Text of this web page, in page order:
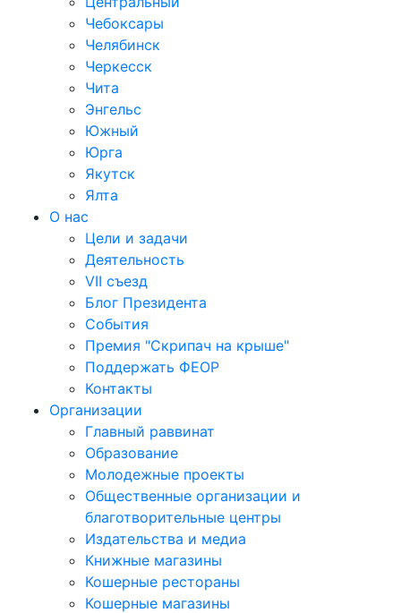
Чебоксары
Челябинск
Черкесск
Чита
Энгельс
Южный
Юрга
Якутск
Ялта
О нас
Цели и задачи
Деятельность
VII съезд
Блог Президента
События
Премия "Скрипач на крыше"
Поддержать ФЕОР
Контакты
Организации
Главный раввинат
Образование
Молодежные проекты
Общественные организации и
благотворительные центры
Издательства и медиа
Книжные магазины
Кошерные рестораны
Кошерные магазины